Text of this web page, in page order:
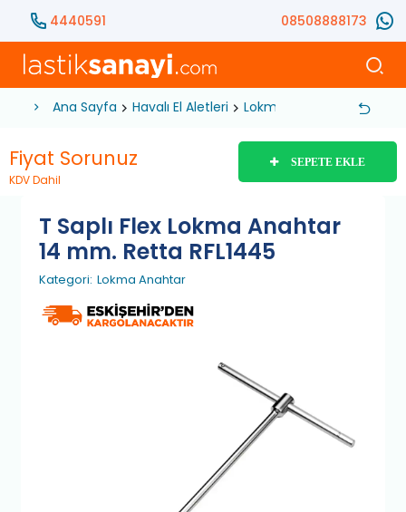
4440591 08508888173
Ana Sayfa Havalı El Aletleri Lokma Anahtar T
Fiyat Sorunuz
KDV Dahil
SEPETE EKLE
T Saplı Flex Lokma Anahtar
14 mm. Retta RFL1445
Kategori: Lokma Anahtar